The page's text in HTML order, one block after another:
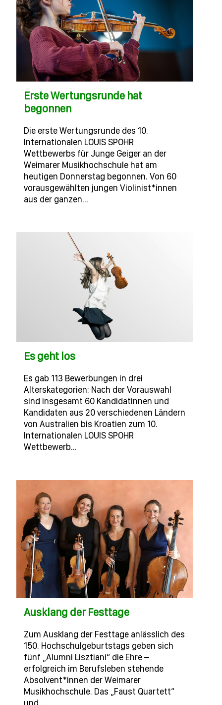
Erste Wertungsrunde hat
begonnen
Die erste Wertungsrunde des 10.
Internationalen LOUIS SPOHR
Wettbewerbs für Junge Geiger an der
Weimarer Musikhochschule hat am
heutigen Donnerstag begonnen. Von 60
vorausgewählten jungen Violinist*innen
aus der ganzen…
Es geht los
Es gab 113 Bewerbungen in drei
Alterskategorien: Nach der Vorauswahl
sind insgesamt 60 Kandidatinnen und
Kandidaten aus 20 verschiedenen Ländern
von Australien bis Kroatien zum 10.
Internationalen LOUIS SPOHR
Wettbewerb…
Ausklang der Festtage
Zum Ausklang der Festtage anlässlich des
150. Hochschulgeburtstags geben sich
fünf „Alumni Lisztiani“ die Ehre –
erfolgreich im Berufsleben stehende
Absolvent*innen der Weimarer
Musikhochschule. Das „Faust Quartett“
und…